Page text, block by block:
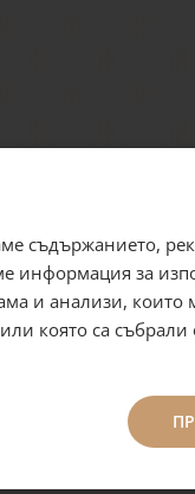
съдържанието,
информация за
и анализи,
която са